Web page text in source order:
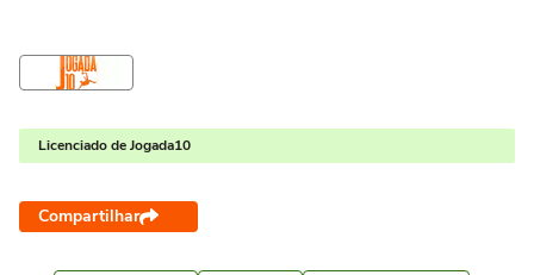
Licenciado de Jogada10
Compartilhar